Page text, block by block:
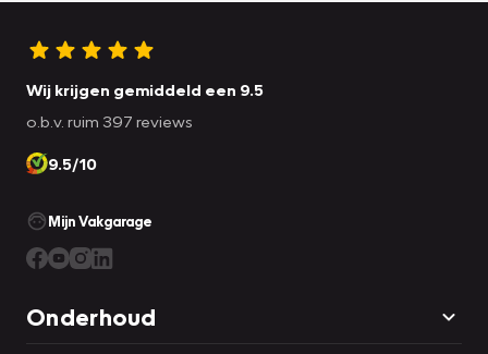
Wij krijgen gemiddeld een 9.5
o.b.v. ruim 397 reviews
9.5/10
Mijn Vakgarage
Onderhoud